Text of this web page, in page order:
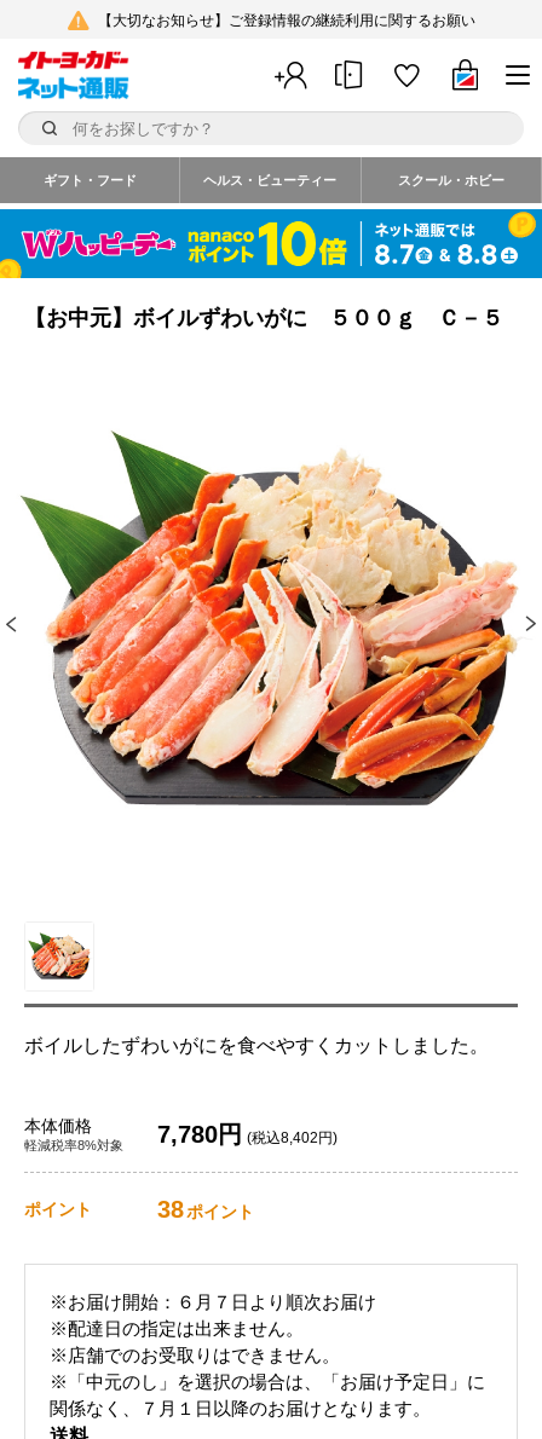
【大切なお知らせ】ご登録情報の継続利用に関するお願い
ギフト・フード ヘルス・ビューティー スクール・ホビー
【お中元】ボイルずわいがに ５００ｇ Ｃ－５
ボイルしたずわいがにを食べやすくカットしました。
本体価格
軽減税率8%対象 7,780円 (税込8,402円)
ポイント 38ポイント
※お届け開始：６月７日より順次お届け
※配達日の指定は出来ません。
※店舗でのお受取りはできません。
※「中元のし」を選択の場合は、「お届け予定日」に
関係なく、７月１日以降のお届けとなります。